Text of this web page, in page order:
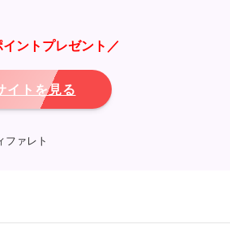
ントプレゼント／
イトを見る
ファレト